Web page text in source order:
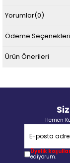
Yorumlar(0)
Ödeme Seçenekleri
Ürün Önerileri
Hemen
Üyelik
ediyorum.